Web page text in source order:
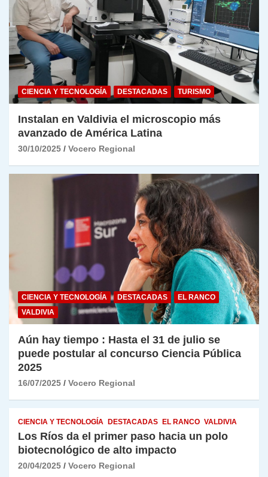
CIENCIA Y TECNOLOGÍA DESTACADAS TURISMO
Instalan en Valdivia el microscopio más
avanzado de América Latina
30/10/2025 Vocero Regional
CIENCIA Y TECNOLOGÍA DESTACADAS
EL RANCO
VALDIVIA
Aún hay tiempo : Hasta el 31 de julio se
puede postular al concurso Ciencia Pública
2025
16/07/2025 Vocero Regional
CIENCIA Y TECNOLOGÍA DESTACADAS EL RANCO VALDIVIA
Los Ríos da el primer paso hacia un polo
biotecnológico de alto impacto
20/04/2025 Vocero Regional